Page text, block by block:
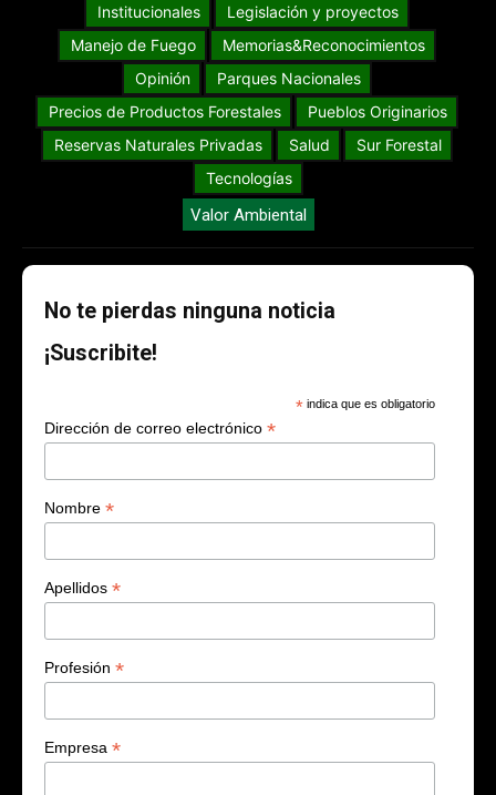
Institucionales
Legislación y proyectos
Manejo de Fuego
Memorias&Reconocimientos
Opinión
Parques Nacionales
Precios de Productos Forestales
Pueblos Originarios
Reservas Naturales Privadas
Salud
Sur Forestal
Tecnologías
Valor Ambiental
No te pierdas ninguna noticia
¡Suscribite!
* indica que es obligatorio
Dirección de correo electrónico *
Nombre *
Apellidos *
Profesión *
Empresa *